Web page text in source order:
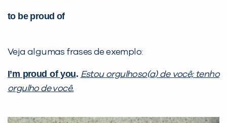
to be proud of
Veja algumas frases de exemplo:
I’m proud of you. Estou orgulhoso(a) de você; tenho
orgulho de você.
já vamos te colocar em contato